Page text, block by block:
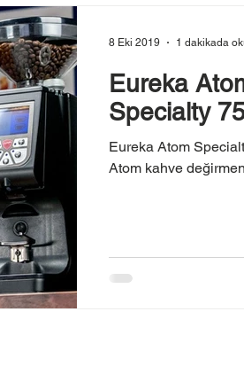
Eureka
Specialty
Eureka Atom
Atom kahve
8 Eki 2019 1 dakikada